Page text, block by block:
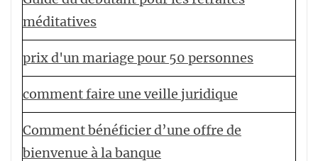
méditatives
prix d'un mariage pour 50 personnes
comment faire une veille juridique
Comment bénéficier d’une offre de
bienvenue à la banque